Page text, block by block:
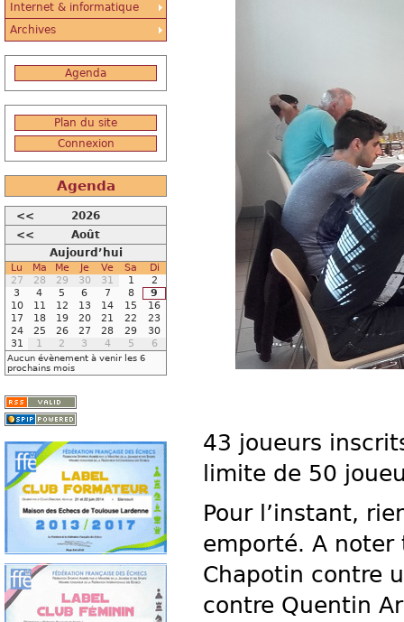
43 joueurs
limite de 50
Pour l’instant,
emporté. A noter
Chapotin contre
contre Quentin
Internet & informatique
Archives
Agenda
Plan du site
Connexion
Agenda
<<
2026
<<
Août
Aujourd’hui
Lu Ma Me Je Ve Sa
Di
27
28 29 30 31 1
2
3
4 5 6 7 8
9
10
11 12 13 14 15
16
17
18 19 20 21 22
23
24
25 26 27 28 29
30
31
1 2 3 4 5 6
Aucun évènement à venir les 6
prochains mois